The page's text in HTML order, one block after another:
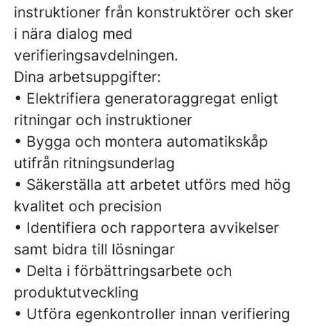
instruktioner från konstruktörer och sker
i nära dialog med
verifieringsavdelningen.
Dina arbetsuppgifter:
• Elektrifiera generatoraggregat enligt
ritningar och instruktioner
• Bygga och montera automatikskåp
utifrån ritningsunderlag
• Säkerställa att arbetet utförs med hög
kvalitet och precision
• Identifiera och rapportera avvikelser
samt bidra till lösningar
• Delta i förbättringsarbete och
produktutveckling
• Utföra egenkontroller innan verifiering